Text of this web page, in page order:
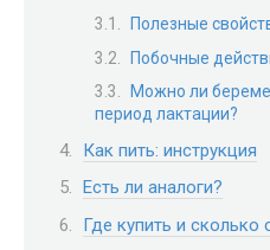
Полезные
Побочные
Можно ли
период лактации?
Как пить: инструкция
Есть ли аналоги?
Где купить и сколько